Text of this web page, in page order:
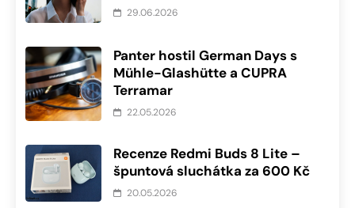
29.06.2026
Panter hostil German Days s
Mühle-Glashütte a CUPRA
Terramar
22.05.2026
Recenze Redmi Buds 8 Lite –
špuntová sluchátka za 600 Kč
20.05.2026